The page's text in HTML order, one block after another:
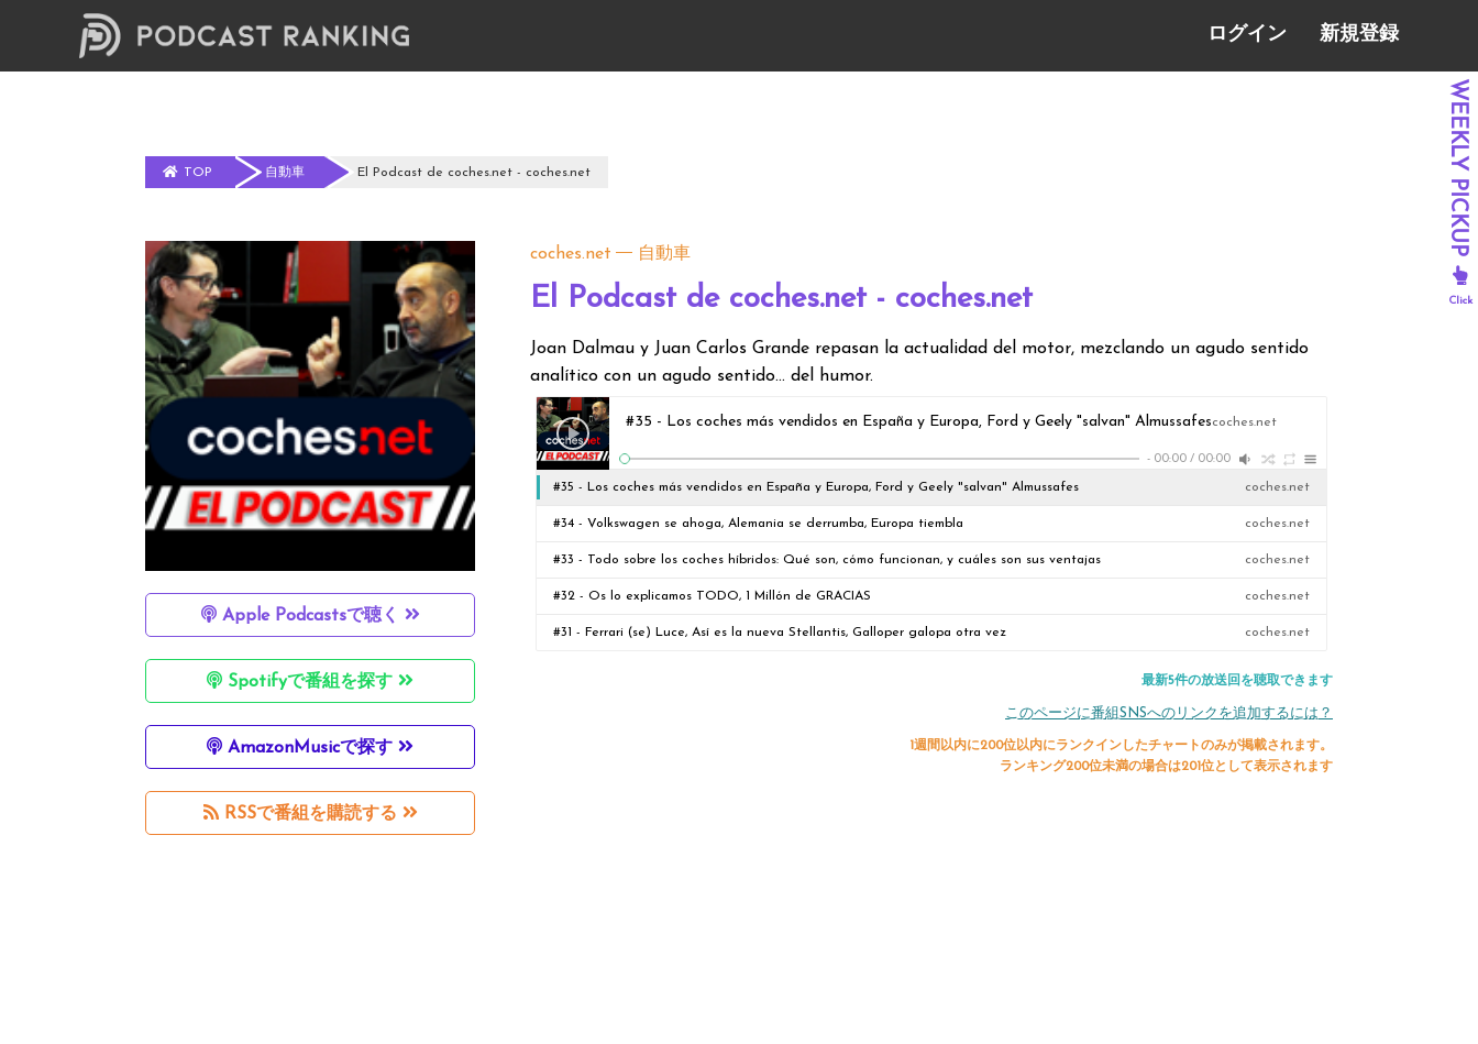
ログイン 新規登録
TOP 自動車 El Podcast de coches.net - coches.net
Apple Podcastsで聴く
Spotifyで番組を探す
AmazonMusicで探す
RSSで番組を購読する
coches.net 自動車
El Podcast de coches.net - coches.net
Joan Dalmau y Juan Carlos Grande repasan la actualidad del motor, mezclando un agudo sentido
analítico con un agudo sentido... del humor.
#35 - Los coches más vendidos en España y Europa, Ford y Geely "salvan" Almussafescoches.net
- 00:00 / 00:00
#35 - Los coches más vendidos en España y Europa, Ford y Geely "salvan" Almussafes coches.net
#34 - Volkswagen se ahoga, Alemania se derrumba, Europa tiembla coches.net
#33 - Todo sobre los coches híbridos: Qué son, cómo funcionan, y cuáles son sus ventajas coches.net
#32 - Os lo explicamos TODO, 1 Millón de GRACIAS coches.net
#31 - Ferrari (se) Luce, Así es la nueva Stellantis, Galloper galopa otra vez coches.net
最新5件の放送回を聴取できます
このページに番組SNSへのリンクを追加するには？
1週間以内に200位以内にランクインしたチャートのみが掲載されます。
ランキング200位未満の場合は201位として表示されます